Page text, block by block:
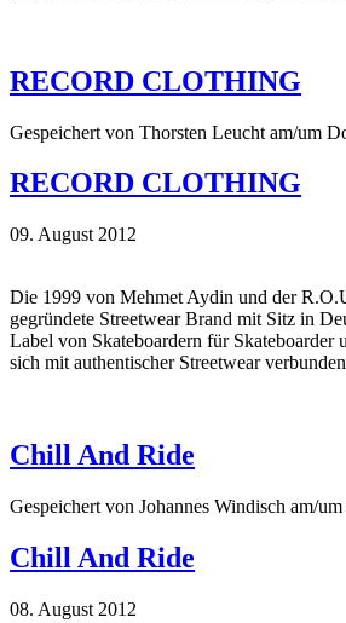
RECORD CLOTHING
Gespeichert von Thorsten Leucht am/um
RECORD CLOTHING
09. August 2012
Die 1999 von Mehmet Aydin und der
gegründete Streetwear Brand mit Sitz in
Label von Skateboardern für Skateboarder
sich mit authentischer Streetwear
Chill And Ride
Gespeichert von Johannes Windisch am/
Chill And Ride
08. August 2012